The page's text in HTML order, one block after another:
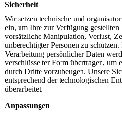
Sicherheit
Wir setzen technische und
ein, um Ihre zur Verfügung
vorsätzliche Manipulation, Verlust,
unberechtigter Personen zu
Verarbeitung persönlicher Daten
verschlüsselter Form übertragen, um
durch Dritte vorzubeugen. Unsere
entsprechend der technologischen
überarbeitet.
Anpassungen